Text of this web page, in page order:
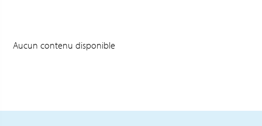
Aucun contenu disponible